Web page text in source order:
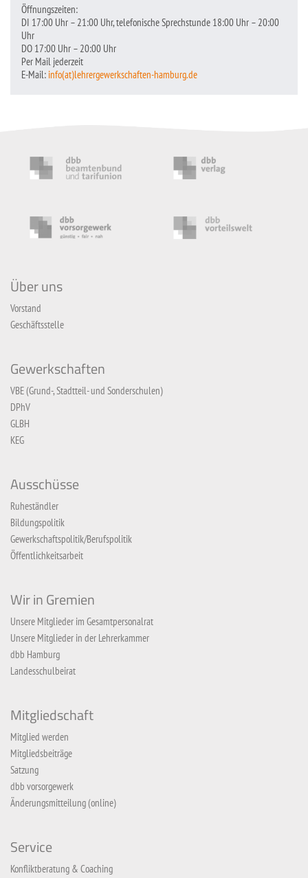
Öffnungszeiten:
DI 17:00 Uhr – 21:00 Uhr, telefonische Sprechstunde 18:00 Uhr – 20:00
Uhr
DO 17:00 Uhr – 20:00 Uhr
Per Mail jederzeit
E-Mail: info(at)lehrergewerkschaften-hamburg.de
Über uns
Vorstand
Geschäftsstelle
Gewerkschaften
VBE (Grund-, Stadtteil- und Sonderschulen)
DPhV
GLBH
KEG
Ausschüsse
Ruheständler
Bildungspolitik
Gewerkschaftspolitik/Berufspolitik
Öffentlichkeitsarbeit
Wir in Gremien
Unsere Mitglieder im Gesamtpersonalrat
Unsere Mitglieder in der Lehrerkammer
dbb Hamburg
Landesschulbeirat
Mitgliedschaft
Mitglied werden
Mitgliedsbeiträge
Satzung
dbb vorsorgewerk
Änderungsmitteilung (online)
Service
Konfliktberatung & Coaching